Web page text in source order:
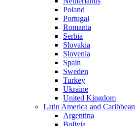
Poland
Portugal
Romania
Serbia
Slovakia
Slovenia
Spain
Sweden
Turkey
Ukraine
United Kingdom
Latin America and Caribbean
Argentina